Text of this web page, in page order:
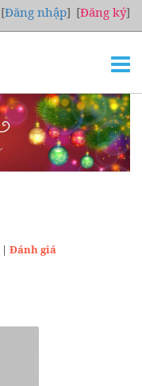
[Đăng nhập] [Đăng ký]
TRANG CHỦ
THƯ VIỆN
NGHIÊN CỨU
TUYỂN DỤNG
| Đánh giá